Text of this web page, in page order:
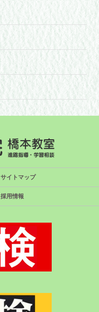
サイトマップ
採用情報